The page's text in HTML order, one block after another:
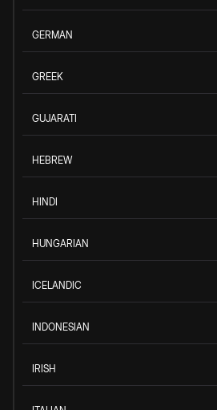
GERMAN
GREEK
GUJARATI
HEBREW
HINDI
HUNGARIAN
ICELANDIC
INDONESIAN
IRISH